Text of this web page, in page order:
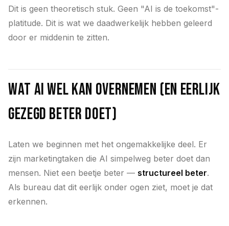
Dit is geen theoretisch stuk. Geen "AI is de toekomst"-
platitude. Dit is wat we daadwerkelijk hebben geleerd
door er middenin te zitten.
Wat AI wel kan overnemen (en eerlijk
gezegd beter doet)
Laten we beginnen met het ongemakkelijke deel. Er
zijn marketingtaken die AI simpelweg beter doet dan
mensen. Niet een beetje beter — structureel beter.
Als bureau dat dit eerlijk onder ogen ziet, moet je dat
erkennen.